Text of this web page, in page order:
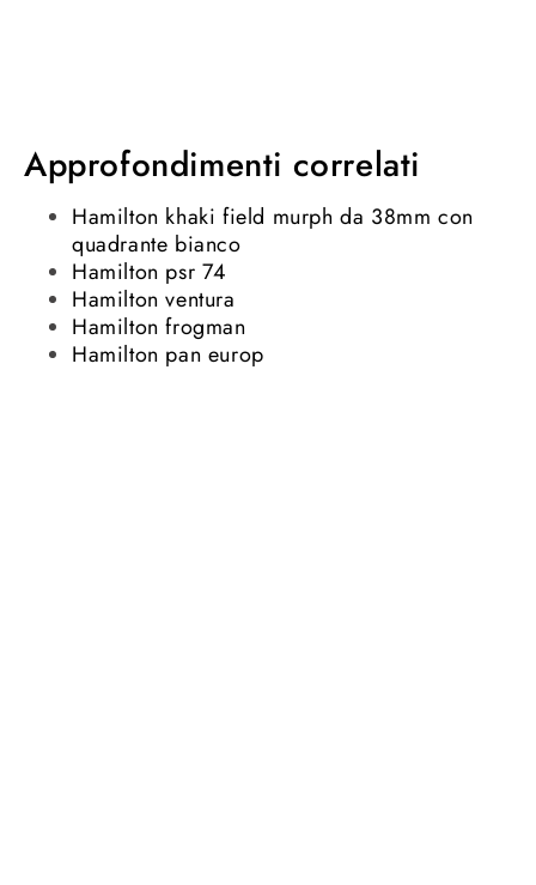
Approfondimenti correlati
Hamilton khaki field murph da 38mm con
quadrante bianco
Hamilton psr 74
Hamilton ventura
Hamilton frogman
Hamilton pan europ